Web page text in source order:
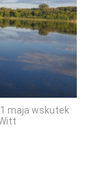
maja wskutek